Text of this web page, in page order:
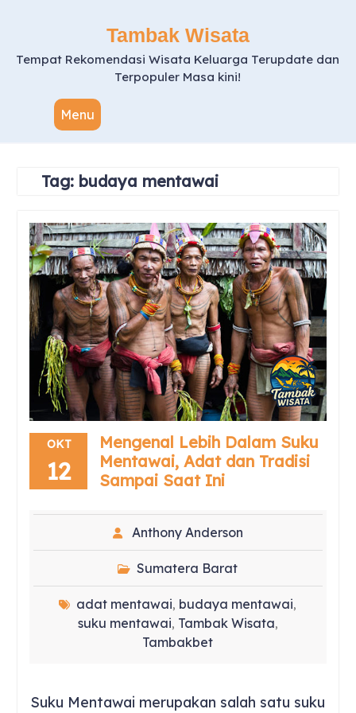
Tambak Wisata
Tempat Rekomendasi Wisata Keluarga Terupdate dan
Terpopuler Masa kini!
Menu
Tag: budaya mentawai
OKT
12
Mengenal Lebih Dalam Suku
Mentawai, Adat dan Tradisi
Sampai Saat Ini
Anthony Anderson
Sumatera Barat
adat mentawai, budaya mentawai,
suku mentawai, Tambak Wisata,
Tambakbet
Suku Mentawai merupakan salah satu suku